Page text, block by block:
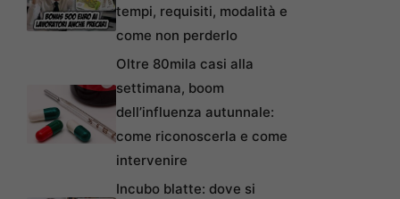
tempi, requisiti, modalità e
come non perderlo
Oltre 80mila casi alla
settimana, boom
dell’influenza autunnale:
come riconoscerla e come
intervenire
Incubo blatte: dove si